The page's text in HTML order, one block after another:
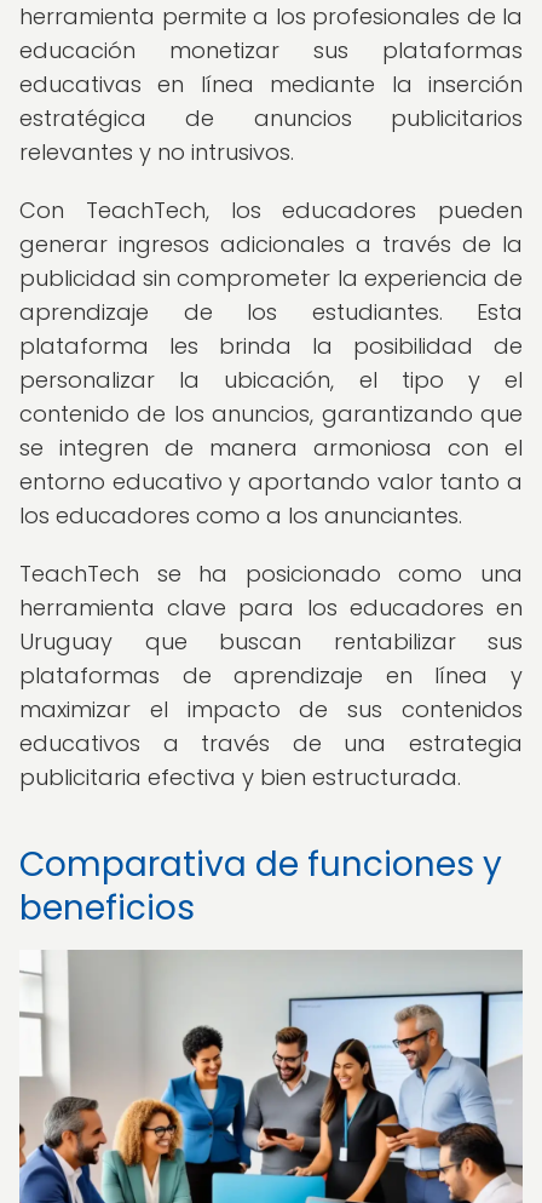
herramienta permite a los profesionales de la
educación monetizar sus plataformas
educativas en línea mediante la inserción
estratégica de anuncios publicitarios
relevantes y no intrusivos.
Con TeachTech, los educadores pueden
generar ingresos adicionales a través de la
publicidad sin comprometer la experiencia de
aprendizaje de los estudiantes. Esta
plataforma les brinda la posibilidad de
personalizar la ubicación, el tipo y el
contenido de los anuncios, garantizando que
se integren de manera armoniosa con el
entorno educativo y aportando valor tanto a
los educadores como a los anunciantes.
TeachTech se ha posicionado como una
herramienta clave para los educadores en
Uruguay que buscan rentabilizar sus
plataformas de aprendizaje en línea y
maximizar el impacto de sus contenidos
educativos a través de una estrategia
publicitaria efectiva y bien estructurada.
Comparativa de funciones y
beneficios